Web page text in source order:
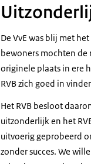
De VvE was blij met
bewoners mochten de
originele plaats in ere
RVB zich goed in
Het RVB besloot
uitzonderlijk en het
uitvoerig geprobeerd
zonder succes. We